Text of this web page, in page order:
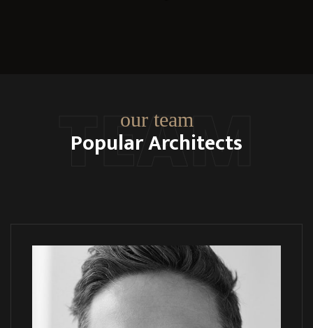
our team
TEAM
Popular Architects